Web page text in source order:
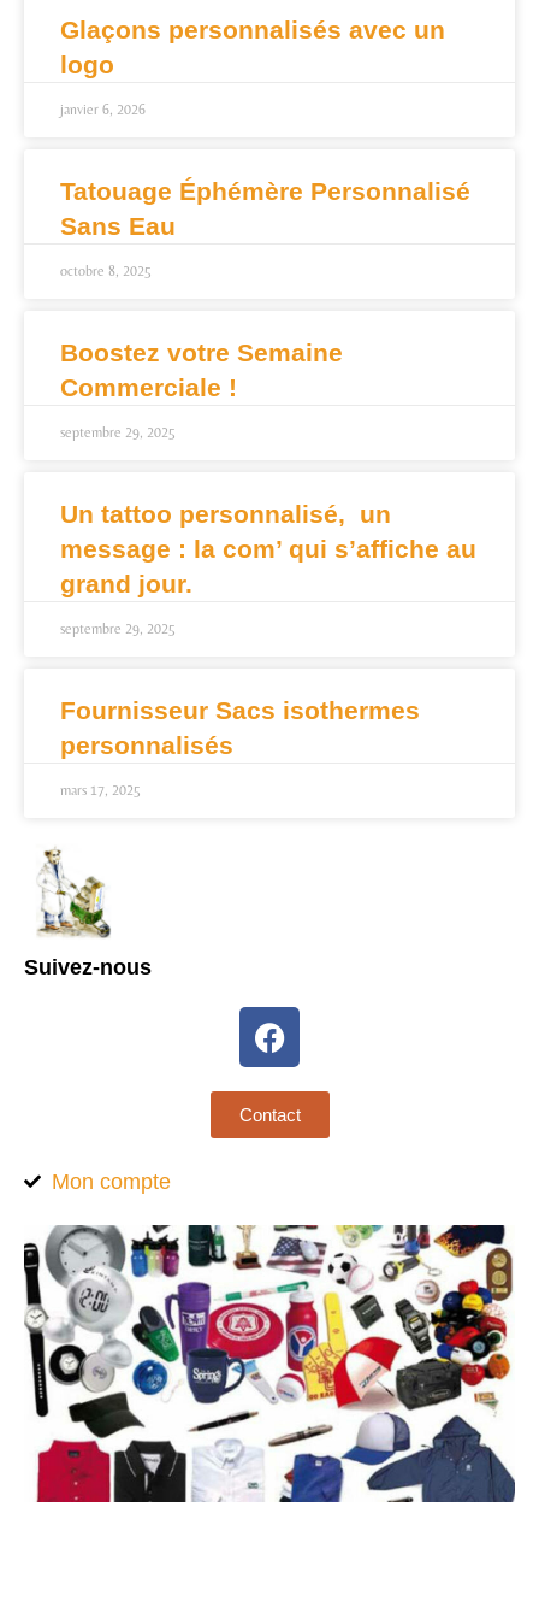
Glaçons personnalisés avec un
logo
janvier 6, 2026
Tatouage Éphémère Personnalisé
Sans Eau
octobre 8, 2025
Boostez votre Semaine
Commerciale !
septembre 29, 2025
Un tattoo personnalisé, un
message : la com’ qui s’affiche au
grand jour.
septembre 29, 2025
Fournisseur Sacs isothermes
personnalisés
mars 17, 2025
Suivez-nous
Contact
Mon compte